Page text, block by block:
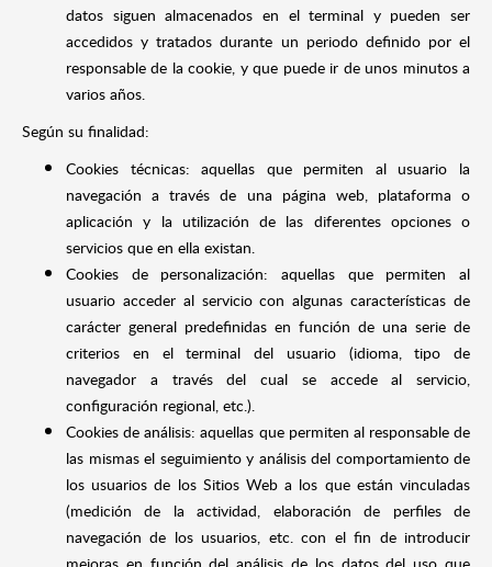
datos siguen almacenados en el terminal y pueden ser
accedidos y tratados durante un periodo definido por el
responsable de la cookie, y que puede ir de unos minutos a
varios años.
Según su finalidad:
Cookies técnicas: aquellas que permiten al usuario la
navegación a través de una página web, plataforma o
aplicación y la utilización de las diferentes opciones o
servicios que en ella existan.
Cookies de personalización: aquellas que permiten al
usuario acceder al servicio con algunas características de
carácter general predefinidas en función de una serie de
criterios en el terminal del usuario (idioma, tipo de
navegador a través del cual se accede al servicio,
configuración regional, etc.).
Cookies de análisis: aquellas que permiten al responsable de
las mismas el seguimiento y análisis del comportamiento de
los usuarios de los Sitios Web a los que están vinculadas
(medición de la actividad, elaboración de perfiles de
navegación de los usuarios, etc. con el fin de introducir